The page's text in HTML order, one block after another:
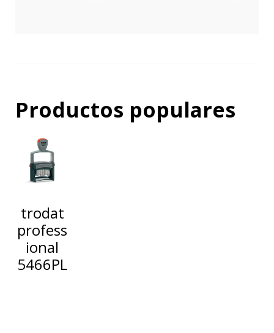
Productos populares
trodat
profess
ional
5466PL